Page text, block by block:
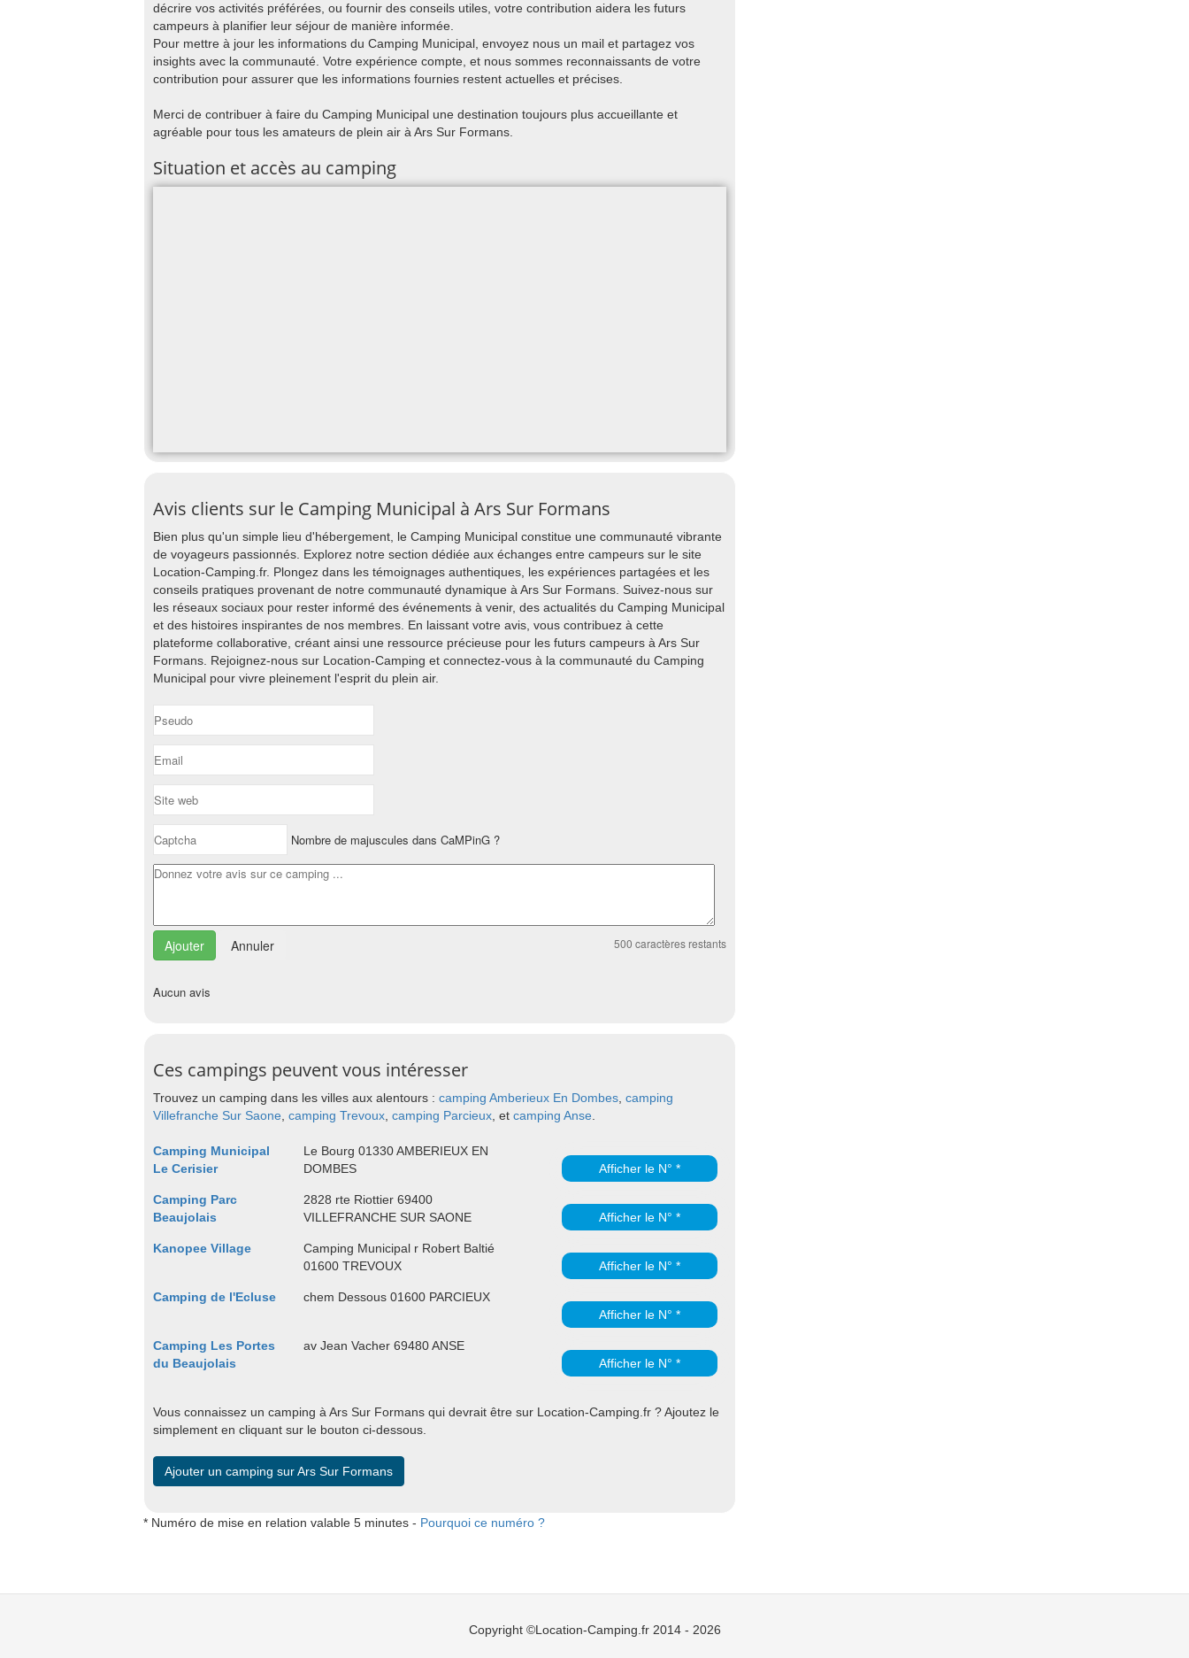
décrire vos activités préférées, ou fournir des conseils utiles, votre contribution aidera les futurs
campeurs à planifier leur séjour de manière informée.
Pour mettre à jour les informations du Camping Municipal, envoyez nous un mail et partagez vos
insights avec la communauté. Votre expérience compte, et nous sommes reconnaissants de votre
contribution pour assurer que les informations fournies restent actuelles et précises.
Merci de contribuer à faire du Camping Municipal une destination toujours plus accueillante et
agréable pour tous les amateurs de plein air à Ars Sur Formans.
Situation et accès au camping
Avis clients sur le Camping Municipal à Ars Sur Formans
Bien plus qu'un simple lieu d'hébergement, le Camping Municipal constitue une communauté vibrante
de voyageurs passionnés. Explorez notre section dédiée aux échanges entre campeurs sur le site
Location-Camping.fr. Plongez dans les témoignages authentiques, les expériences partagées et les
conseils pratiques provenant de notre communauté dynamique à Ars Sur Formans. Suivez-nous sur
les réseaux sociaux pour rester informé des événements à venir, des actualités du Camping Municipal
et des histoires inspirantes de nos membres. En laissant votre avis, vous contribuez à cette
plateforme collaborative, créant ainsi une ressource précieuse pour les futurs campeurs à Ars Sur
Formans. Rejoignez-nous sur Location-Camping et connectez-vous à la communauté du Camping
Municipal pour vivre pleinement l'esprit du plein air.
Nombre de majuscules dans CaMPinG ?
Annuler 500 caractères restants
Aucun avis
Ces campings peuvent vous intéresser
Trouvez un camping dans les villes aux alentours : camping Amberieux En Dombes camping
Villefranche Sur Saone camping Trevoux camping Parcieux , et camping Anse
Camping Municipal
Le Cerisier
Le Bourg 01330 AMBERIEUX EN
DOMBES
Afficher le N° *
Camping Parc
Beaujolais
2828 rte Riottier 69400
VILLEFRANCHE SUR SAONE
Afficher le N° *
Kanopee Village
Camping Municipal r Robert Baltié
01600 TREVOUX
Afficher le N° *
Camping de l'Ecluse
chem Dessous 01600 PARCIEUX
Afficher le N° *
Camping Les Portes
du Beaujolais
av Jean Vacher 69480 ANSE
Afficher le N° *
Vous connaissez un camping à Ars Sur Formans qui devrait être sur Location-Camping.fr ? Ajoutez le
simplement en cliquant sur le bouton ci-dessous.
Ajouter un camping sur Ars Sur Formans
* Numéro de mise en relation valable 5 minutes - Pourquoi ce numéro ?
Copyright ©Location-Camping.fr 2014 - 2026